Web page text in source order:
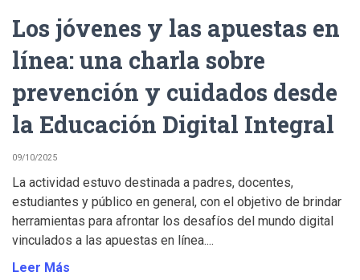
Los jóvenes y las apuestas en
línea: una charla sobre
prevención y cuidados desde
la Educación Digital Integral
09/10/2025
La actividad estuvo destinada a padres, docentes,
estudiantes y público en general, con el objetivo de brindar
herramientas para afrontar los desafíos del mundo digital
vinculados a las apuestas en línea....
Leer Más